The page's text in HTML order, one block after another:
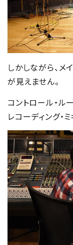
しかしながら、メ
が見えません。
コントロール・ル
レコーディング